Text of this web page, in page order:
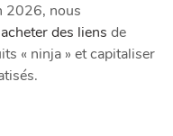
2026, nous
acheter des liens de
« ninja » et capitaliser